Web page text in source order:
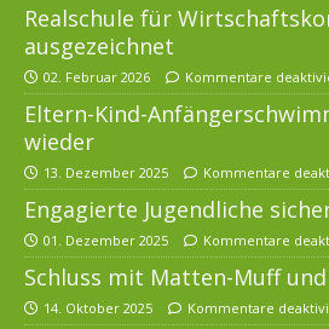
Realschule für
ausgezeichnet
02. Februar 2026 Kommentare
Eltern-Kind-
wieder
13. Dezember 2025 Kommentare
Engagierte Jugendliche
01. Dezember 2025 Kommentare
Schluss mit Matten-Muff
14. Oktober 2025 Kommentare